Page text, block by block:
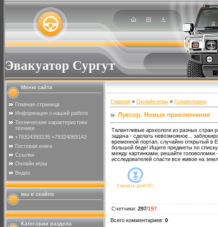
Эвакуатор Сургут
Меню сайта
Главная страница
Информация о нашей работе
Технические характеристики
техники
+79324393135 +79324069143
Гостевая книга
Ссылки
Онлайн игры
Видео
мы в скайпе
Категории раздела
Главная » Онлайн игры » Головоломки
Луксор. Новые приключения
Талантливые археологи из разных стран
задача - сделать невозможное...
временной портал, случайно открытый в
большой беде! Ищите предметы по
между картинками, решайте головоломки
исследователей спасти все живое на
Скачать для PC
Счетчики: 297/197
Всего комментариев: 0